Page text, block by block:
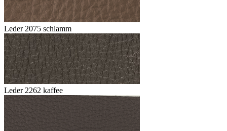
Leder 2075 schlamm
Leder 2262 kaffee